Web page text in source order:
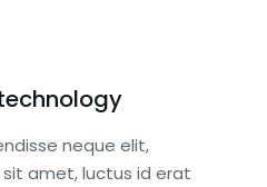
neque elit,
amet, luctus id erat